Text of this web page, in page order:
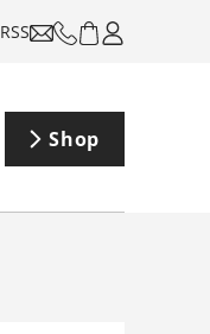
RSS
Shop